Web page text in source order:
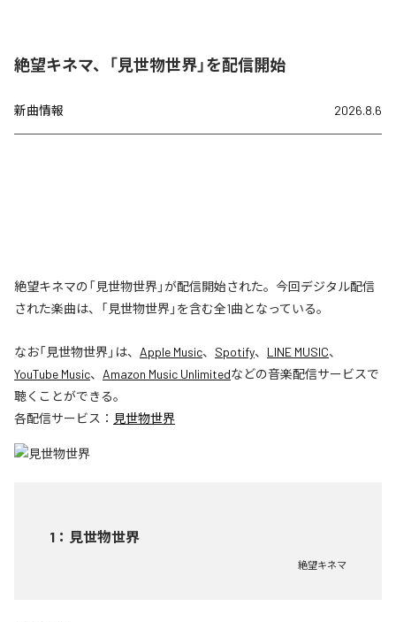
絶望キネマ、「見世物世界」を配信開始
新曲情報 2026.8.6
絶望キネマの「見世物世界」が配信開始された。今回デジタル配信
された楽曲は、「見世物世界」を含む全1曲となっている。
なお「見世物世界」は、 Apple Music、 Spotify、 LINE MUSIC、
YouTube Music、 Amazon Music Unlimitedなどの音楽配信サービスで
聴くことができる。
各配信サービス： 見世物世界
1 ： 見世物世界
絶望キネマ